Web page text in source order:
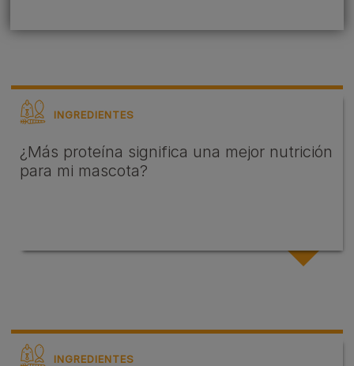
INGREDIENTES
¿Más proteína significa una mejor nutrición
para mi mascota?
INGREDIENTES